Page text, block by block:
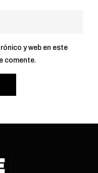
y web en este
comente.